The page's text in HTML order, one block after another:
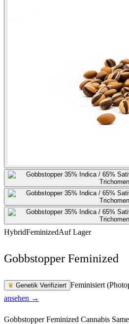
HybridFeminizedAuf Lager
Gobbstopper Feminized
♛ Genetik Verifiziert Feminisiert
ansehen →
Gobbstopper Feminized Cannabis